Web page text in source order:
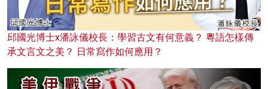
邱國光博士x潘詠儀校長：學習古文有何意義？ 粵語怎樣傳
承文言文之美？ 日常寫作如何應用？